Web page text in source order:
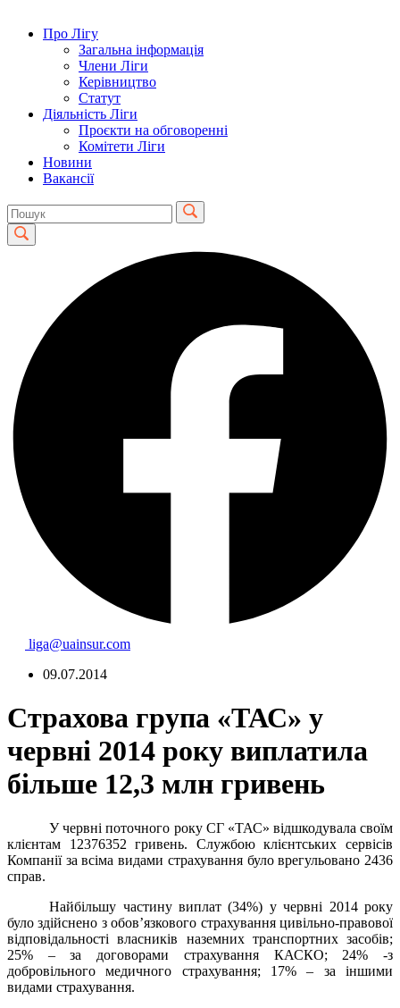
Про Лігу
Загальна інформація
Члени Ліги
Керівництво
Статут
Діяльність Ліги
Проєкти на обговоренні
Комітети Ліги
Новини
Вакансії
liga@uainsur.com
09.07.2014
Страхова група «ТАС» у
червні 2014 року виплатила
більше 12,3 млн гривень
У червні поточного року СГ «ТАС» відшкодувала своїм
клієнтам 12376352 гривень. Службою клієнтських сервісів
Компанії за всіма видами страхування було врегульовано 2436
справ.
Найбільшу частину виплат (34%) у червні 2014 року
було здійснено з обов’язкового страхування цивільно-правової
відповідальності власників наземних транспортних засобів;
25% – за договорами страхування КАСКО; 24% -з
добровільного медичного страхування; 17% – за іншими
видами страхування.